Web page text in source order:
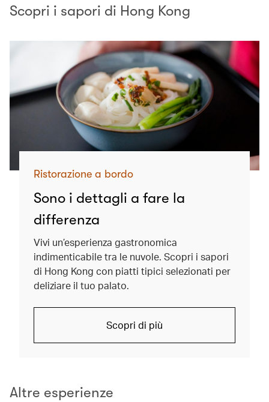
Scopri i sapori di Hong Kong
Ristorazione a bordo
Sono i dettagli a fare la
differenza
Vivi un’esperienza gastronomica
indimenticabile tra le nuvole. Scopri i sapori
di Hong Kong con piatti tipici selezionati per
deliziare il tuo palato.
Scopri di più
Altre esperienze